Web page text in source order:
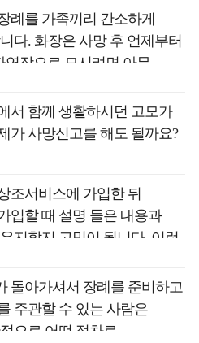
?례를 가족끼리 간소하게
다. 화장은 사망 후 언제부터
연장으로 모시려면 아무
생전에 사용하시던 안경과
는지 궁금합니다.
서 함께 생활하시던 고모가
가 사망신고를 해도 될까요?
조서비스에 가입한 뒤
입할 때 설명 들은 내용과
지할지 고민이 됩니다. 이런
철회할 수 있나요?
돌아가셔서 장례를 준비하고
주관할 수 있는 사람은
으로 어떤 절차로